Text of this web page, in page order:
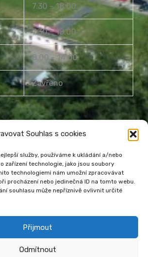
Souhlas s cookies
služby, používáme k ukládání a/nebo
zařízení technologie, jako jsou soubory
technologiemi nám umožní zpracovávat
procházení nebo jedinečná ID na tomto webu.
souhlasu může nepříznivě ovlivnit určité
Přijmout
Odmítnout
7.30 – 18.00
7.30 – 18.00
8.00 – 14.00
Zavřeno
Havířov
přístupnosti webu